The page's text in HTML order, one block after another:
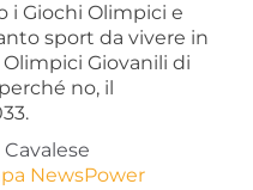
i Giochi Olimpici e
sport da vivere in
Giovanili di
no, il
NewsPower